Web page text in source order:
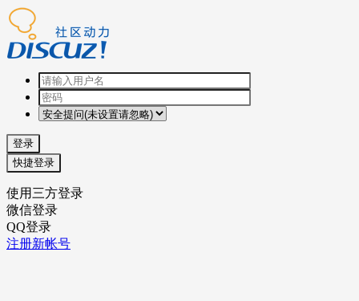
登录
快捷登录
使用三方登录
微信登录
QQ登录
注册新帐号